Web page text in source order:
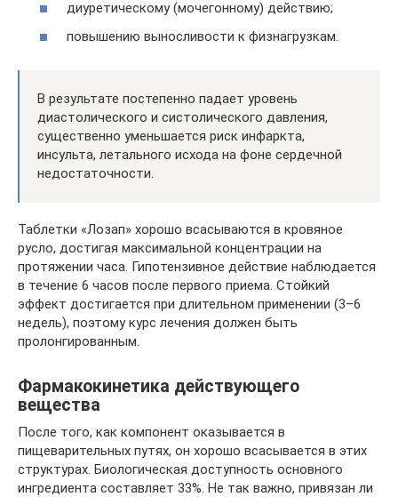
диуретическому (мочегонному) действию;
повышению выносливости к физнагрузкам.
В результате постепенно падает уровень
диастолического и систолического давления,
существенно уменьшается риск инфаркта,
инсульта, летального исхода на фоне сердечной
недостаточности.
Таблетки «Лозап» хорошо всасываются в кровяное
русло, достигая максимальной концентрации на
протяжении часа. Гипотензивное действие наблюдается
в течение 6 часов после первого приема. Стойкий
эффект достигается при длительном применении (3–6
недель), поэтому курс лечения должен быть
пролонгированным.
Фармакокинетика действующего
вещества
После того, как компонент оказывается в
пищеварительных путях, он хорошо всасывается в этих
структурах. Биологическая доступность основного
ингредиента составляет 33%. Не так важно, привязан ли